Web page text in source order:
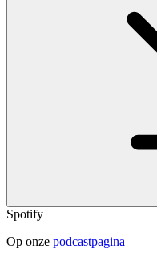
Spotify
Op onze podcastpagina